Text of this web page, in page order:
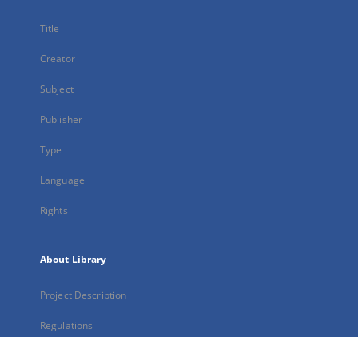
Title
Creator
Subject
Publisher
Type
Language
Rights
About Library
Project Description
Regulations